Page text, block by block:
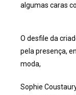
algumas caras
O desfile da
pela presença,
moda,
Sophie